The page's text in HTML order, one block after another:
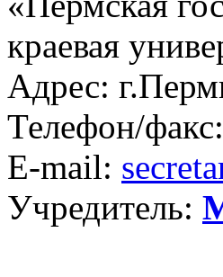
краевая
Адрес:
Телефон/факс:
E-mail:
Учредитель: